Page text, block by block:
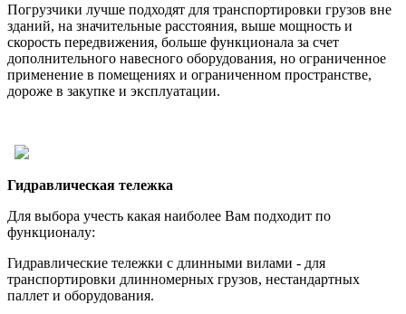
Погрузчики лучше подходят для транспортировки грузов вне
зданий, на значительные расстояния, выше мощность и
скорость передвижения, больше функционала за счет
дополнительного навесного оборудования, но ограниченное
применение в помещениях и ограниченном пространстве,
дороже в закупке и эксплуатации.
Гидравлическая тележка
Для выбора учесть какая наиболее Вам подходит по
функционалу:
Гидравлические тележки с длинными вилами - для
транспортировки длинномерных грузов, нестандартных
паллет и оборудования.